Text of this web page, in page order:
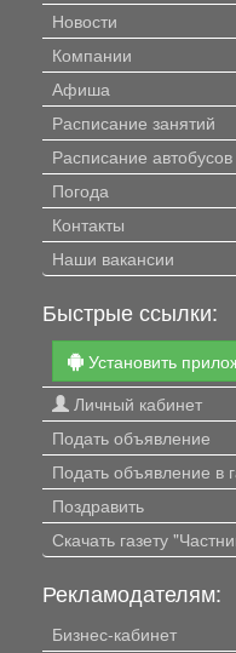
Новости
Компании
Афиша
Расписание занятий
Расписание автобусов
Погода
Контакты
Наши вакансии
Быстрые ссылки:
Установить
Личный кабинет
Подать объявление
Подать объявление в
Поздравить
Скачать газету
Рекламодателям:
Бизнес-кабинет